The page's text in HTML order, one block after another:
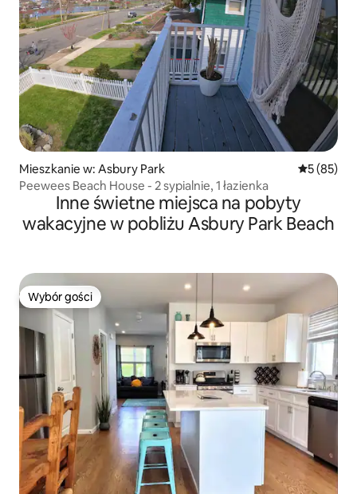
Mieszkanie w: Asbury Park Średnia
5 (85)
Peewees Beach House - 2 sypialnie, 1 łazienka
Inne świetne miejsca na pobyty
wakacyjne w pobliżu Asbury Park Beach
Wybór gości
Wybór gości